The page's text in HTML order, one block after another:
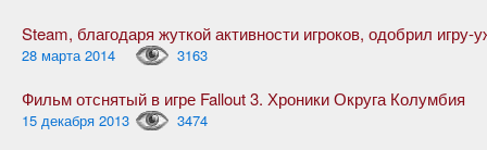
28 марта 2014 3163
Фильм отснятый в игре Fallout 3. Хроники Округа Колумбия
15 декабря 2013 3474